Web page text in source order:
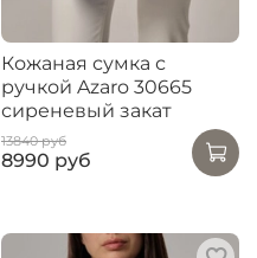
Кожаная сумка с
ручкой Azaro 30665
сиреневый закат
13840 руб
8990 руб